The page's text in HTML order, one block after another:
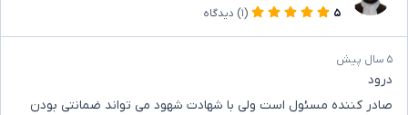
۵
(۱) دیدگاه
۵ سال پیش
درود
صادر کننده مسئول است ولی با شهادت شهود می تواند ضمانتی بودن